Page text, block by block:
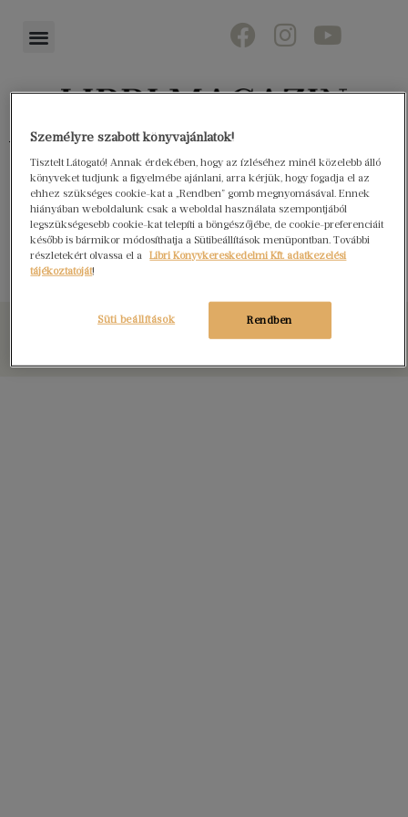
Könyvektől az olvasókig
Malaccal teljes éveink
Személyre szabott könyvajánlatok!
Tisztelt Látogató! Annak érdekében, hogy az ízléséhez minél közelebb álló
könyveket tudjunk a figyelmébe ajánlani, arra kérjük, hogy fogadja el az
ehhez szükséges cookie-kat a „Rendben” gomb megnyomásával. Ennek
hiányában weboldalunk csak a weboldal használata szempontjából
legszükségesebb cookie-kat telepíti a böngészőjébe, de cookie-preferenciáit
később is bármikor módosíthatja a Sütibeállítások menüpontban. További
részletekért olvassa el a
Libri Könyvkereskedelmi Kft. adatkezelési
tájékoztatóját!
Rendben
Süti beállítások